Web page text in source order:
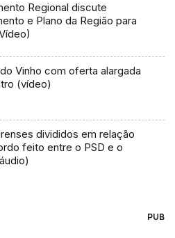
Regional discute
e Plano da Região para
Vinho com oferta alargada
(vídeo)
divididos em relação
feito entre o PSD e o
PUB